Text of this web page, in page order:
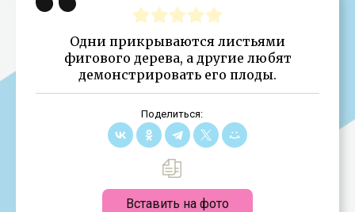
Одни прикрываются листьями
фигового дерева, а другие любят
демонстрировать его плоды.
Поделиться:
Вставить на фото